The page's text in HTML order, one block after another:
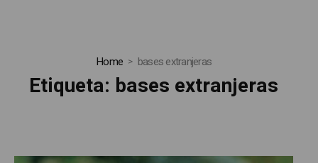
Home bases extranjeras
Etiqueta: bases extranjeras